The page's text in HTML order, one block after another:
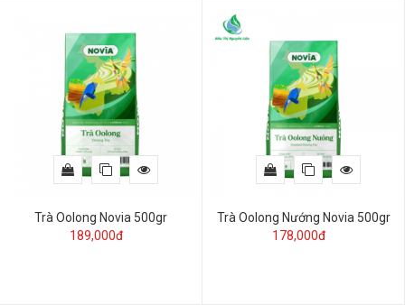
Trà Oolong Novia 500gr
189,000đ
Trà Oolong Nướng Novia 500gr
178,000đ